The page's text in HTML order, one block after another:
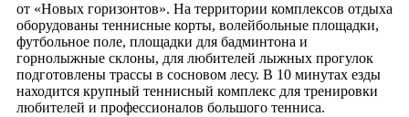
от «Новых горизонтов». На территории комплексов отдыха
оборудованы теннисные корты, волейбольные площадки,
футбольное поле, площадки для бадминтона и
горнолыжные склоны, для любителей лыжных прогулок
подготовлены трассы в сосновом лесу. В 10 минутах езды
находится крупный теннисный комплекс для тренировки
любителей и профессионалов большого тенниса.